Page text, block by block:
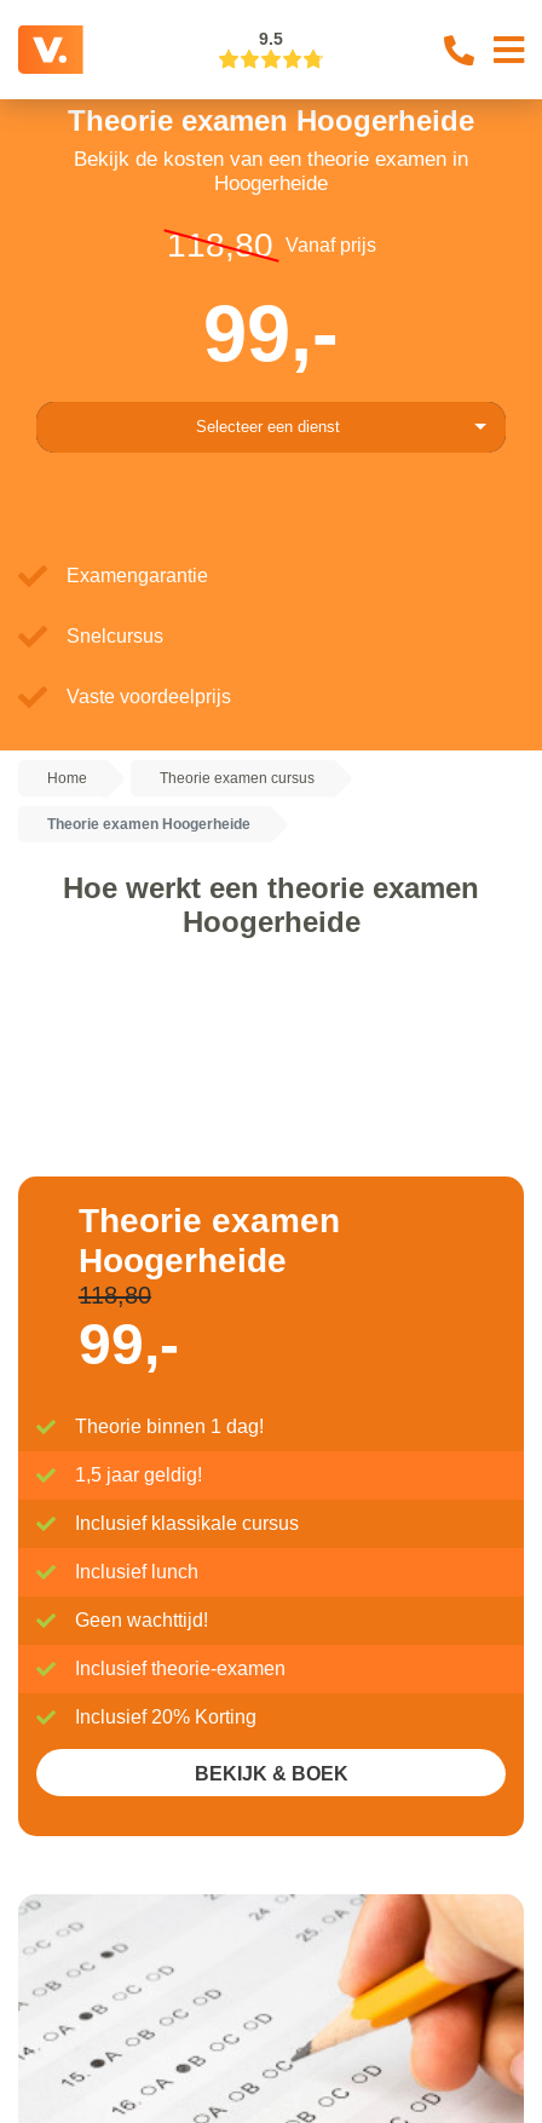
9.5
Theorie examen Hoogerheide
Bekijk de kosten van een theorie examen in
Hoogerheide
118,80 Vanaf prijs
99,-
Selecteer een dienst
Examengarantie
Snelcursus
Vaste voordeelprijs
Home Theorie examen cursus
Theorie examen Hoogerheide
Hoe werkt een theorie examen
Hoogerheide
Theorie examen
Hoogerheide
118,80
99,-
Theorie binnen 1 dag!
1,5 jaar geldig!
Inclusief klassikale cursus
Inclusief lunch
Geen wachttijd!
Inclusief theorie-examen
Inclusief 20% Korting
BEKIJK & BOEK